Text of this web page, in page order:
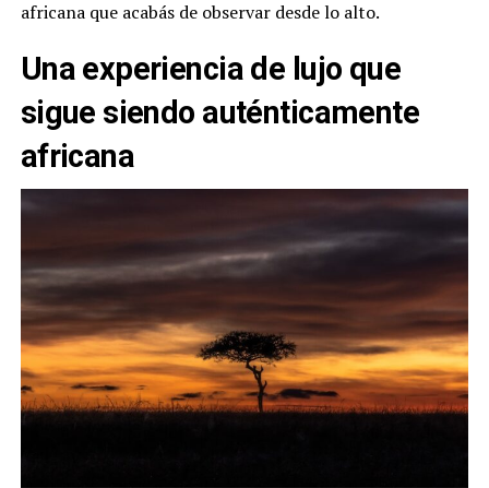
africana que acabás de observar desde lo alto.
Una experiencia de lujo que
sigue siendo auténticamente
africana